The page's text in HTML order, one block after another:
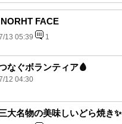
FACE
13 05:39 1
なぐボランティア🩸
12 04:30
大名物の美味しいどら焼き✨